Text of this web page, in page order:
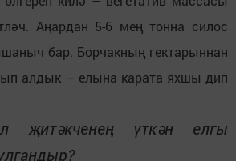
Аңардан 5-6 мең тонна силос
бар. Борчакның гектарыннан
алдык – елына карата яхшы дип
җитәкченең үткән елгы